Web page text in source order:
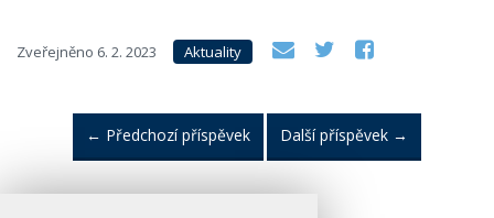
Zveřejněno 6. 2. 2023 Aktuality
← Předchozí příspěvek Další příspěvek →